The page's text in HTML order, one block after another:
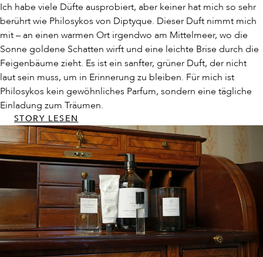
vegan und werden in
Frankreich hergestellt.
Alter nur
Zahl
Sie die
Luxuspflege
Augustinus
DASPARFUM
und erhalten
150 € ein
von The
The Rich
von 34,50 €
dazu.
sich näher
Gründer,
und mehr in
Markenwelt
Ich habe viele Düfte ausprobiert, aber keiner hat mich so sehr
berührt wie Philosykos von Diptyque. Dieser Duft nimmt mich
mit – an einen warmen Ort irgendwo am Mittelmeer, wo die
Sonne goldene Schatten wirft und eine leichte Brise durch die
Feigenbäume zieht. Es ist ein sanfter, grüner Duft, der nicht
laut sein muss, um in Erinnerung zu bleiben. Für mich ist
Philosykos kein gewöhnliches Parfum, sondern eine tägliche
Einladung zum Träumen.
STORY LESEN